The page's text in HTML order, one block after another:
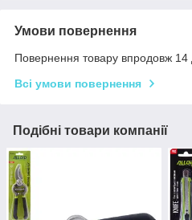
Умови повернення
Повернення товару впродовж 14
Всі умови повернення
Подібні товари компанії